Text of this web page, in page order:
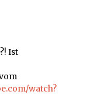
Ist
watch?